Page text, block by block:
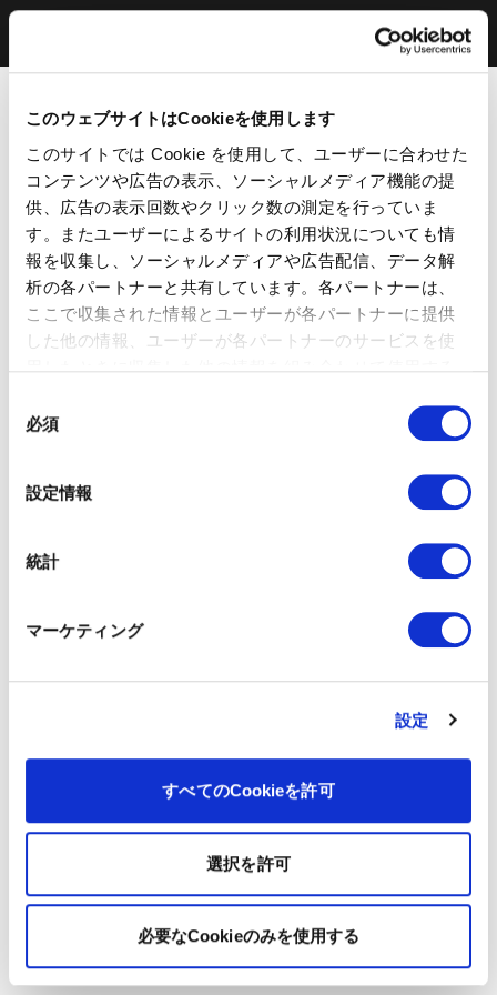
このウェブサイトはCookieを使用します
このサイトでは Cookie を使用して、ユーザーに合わせた
コンテンツや広告の表示、ソーシャルメディア機能の提
供、広告の表示回数やクリック数の測定を行っていま
す。またユーザーによるサイトの利用状況についても情
報を収集し、ソーシャルメディアや広告配信、データ解
析の各パートナーと共有しています。各パートナーは、
ここで収集された情報とユーザーが各パートナーに提供
した他の情報、ユーザーが各パートナーのサービスを使
ッキーに同意したことになります。
必須
設定情報
統計
マーケティング
設定
すべてのCookieを許可
選択を許可
必要なCookieのみを使用する